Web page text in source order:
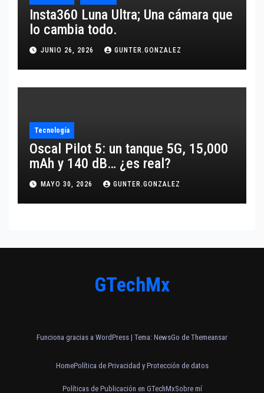
Insta360 Luna Ultra; Una cámara que
lo cambia todo.
JUNIO 26, 2026 GUNTER.GONZALEZ
Tecnología
Oscal Pilot 5: un tanque 5G, 15,000
mAh y 140 dB… ¿es real?
MAYO 30, 2026 GUNTER.GONZALEZ
GTechMx
Funciona gracias a WordPress | Tema: NewsGo de Themeansar
HomePolítica de Privacidad y Protección de datos
Políticas de Publicación en GTechMxSobre mí